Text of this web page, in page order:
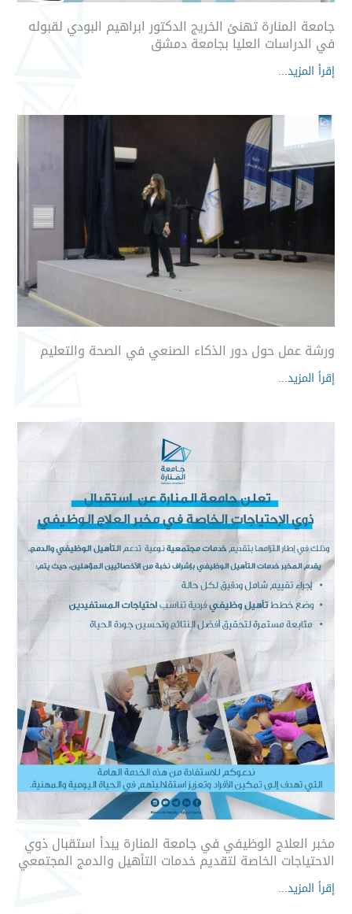
جامعة المنارة تهنئ الخريج الدكتور ابراهيم البودي لقبوله
في الدراسات العليا بجامعة دمشق
إقرأ المزيد...
ورشة عمل حول دور الذكاء الصنعي في الصحة والتعليم
إقرأ المزيد...
مخبر العلاج الوظيفي في جامعة المنارة يبدأ استقبال ذوي
الاحتياجات الخاصة لتقديم خدمات التأهيل والدمج المجتمعي
إقرأ المزيد...